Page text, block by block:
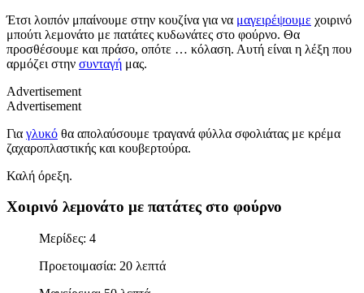
Έτσι λοιπόν μπαίνουμε στην κουζίνα για να μαγειρέψουμε χοιρινό
μπούτι λεμονάτο με πατάτες κυδωνάτες στο φούρνο. Θα
προσθέσουμε και πράσο, οπότε … κόλαση. Αυτή είναι η λέξη που
αρμόζει στην συνταγή μας.
Advertisement
Advertisement
Για γλυκό θα απολαύσουμε τραγανά φύλλα σφολιάτας με κρέμα
ζαχαροπλαστικής και κουβερτούρα.
Καλή όρεξη.
Χοιρινό λεμονάτο με πατάτες στο φούρνο
Μερίδες: 4
Προετοιμασία: 20 λεπτά